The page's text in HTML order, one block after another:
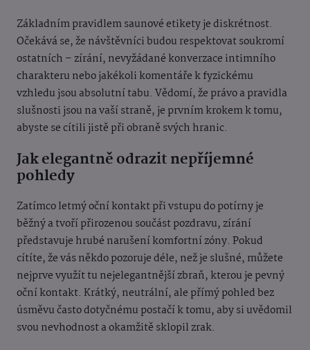
Základním pravidlem saunové etikety je diskrétnost.
Očekává se, že návštěvníci budou respektovat soukromí
ostatních – zírání, nevyžádané konverzace intimního
charakteru nebo jakékoli komentáře k fyzickému
vzhledu jsou absolutní tabu. Vědomí, že právo a pravidla
slušnosti jsou na vaší straně, je prvním krokem k tomu,
abyste se cítili jistě při obraně svých hranic.
Jak elegantně odrazit nepříjemné
pohledy
Zatímco letmý oční kontakt při vstupu do potírny je
běžný a tvoří přirozenou součást pozdravu, zírání
představuje hrubé narušení komfortní zóny. Pokud
cítíte, že vás někdo pozoruje déle, než je slušné, můžete
nejprve využít tu nejelegantnější zbraň, kterou je pevný
oční kontakt. Krátký, neutrální, ale přímý pohled bez
úsměvu často dotyčnému postačí k tomu, aby si uvědomil
svou nevhodnost a okamžitě sklopil zrak.